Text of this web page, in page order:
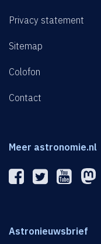
Privacy statement
Sitemap
Colofon
Contact
Meer astronomie.nl
Astronieuwsbrief